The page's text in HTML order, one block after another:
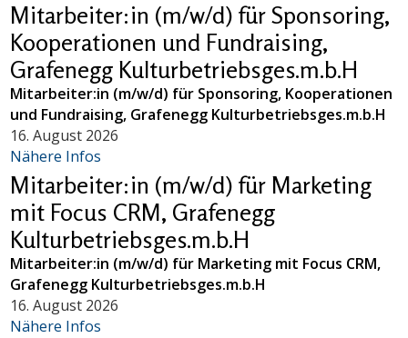
Mitarbeiter:in (m/w/d) für Sponsoring,
Kooperationen und Fundraising,
Grafenegg Kulturbetriebsges.m.b.H
Mitarbeiter:in (m/w/d) für Sponsoring, Kooperationen
und Fundraising, Grafenegg Kulturbetriebsges.m.b.H
16. August 2026
Nähere Infos
Mitarbeiter:in (m/w/d) für Marketing
mit Focus CRM, Grafenegg
Kulturbetriebsges.m.b.H
Mitarbeiter:in (m/w/d) für Marketing mit Focus CRM,
Grafenegg Kulturbetriebsges.m.b.H
16. August 2026
Nähere Infos